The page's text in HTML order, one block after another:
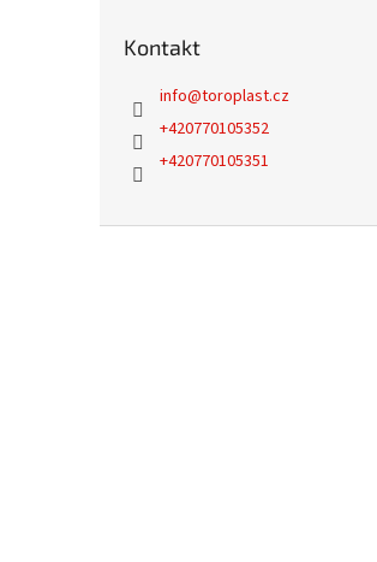
Kontakt
info@toroplast.cz
+420770105352
+420770105351